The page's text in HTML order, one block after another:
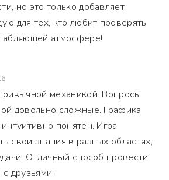
но это только добавляет
для тех, кто любит проверять
атмосфере!
механикой. Вопросы
довольно сложные. Графика
понятен. Игра
свои знания в разных областях,
Отличный способ провести
друзьями!